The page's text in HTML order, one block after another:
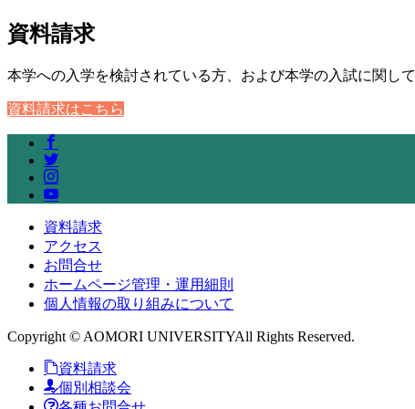
資料請求
本学への入学を検討されている方、および本学の入試に関し
資料請求はこちら
資料請求
アクセス
お問合せ
ホームページ管理・運用細則
個人情報の取り組みについて
Copyright © AOMORI UNIVERSITYAll Rights Reserved.
資料請求
個別相談会